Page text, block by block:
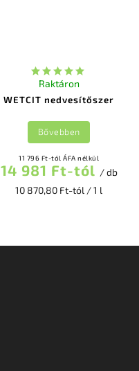
WETCIT nedvesítőszer
Raktáron
11 796 Ft-tól ÁFA nélkül
14 981 Ft-tól / db
10 870,80 Ft-tól / 1 l
Bővebben